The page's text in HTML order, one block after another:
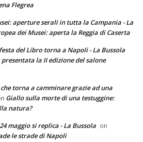
Flegrea
aperture serali in tutta la Campania - La
dei Musei: aperta la Reggia di Caserta
del Libro torna a Napoli - La Bussola
la II edizione del salone
torna a camminare grazie ad una
Giallo sulla morte di una testuggine:
natura?
maggio si replica - La Bussola on
le strade di Napoli